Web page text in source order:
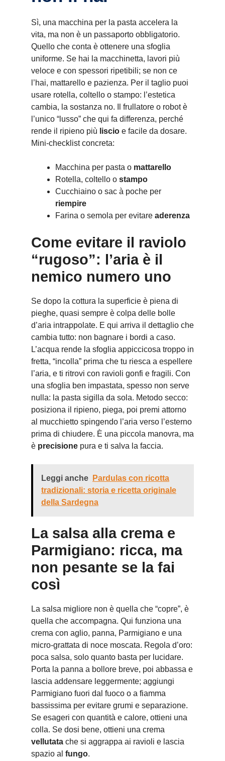
Sì, una macchina per la pasta accelera la
vita, ma non è un passaporto obbligatorio.
Quello che conta è ottenere una sfoglia
uniforme. Se hai la macchinetta, lavori più
veloce e con spessori ripetibili; se non ce
l’hai, mattarello e pazienza. Per il taglio puoi
usare rotella, coltello o stampo: l’estetica
cambia, la sostanza no. Il frullatore o robot è
l’unico “lusso” che qui fa differenza, perché
rende il ripieno più liscio e facile da dosare.
Mini-checklist concreta:
Macchina per pasta o mattarello
Rotella, coltello o stampo
Cucchiaino o sac à poche per
riempire
Farina o semola per evitare aderenza
Come evitare il raviolo
“rugoso”: l’aria è il
nemico numero uno
Se dopo la cottura la superficie è piena di
pieghe, quasi sempre è colpa delle bolle
d’aria intrappolate. E qui arriva il dettaglio che
cambia tutto: non bagnare i bordi a caso.
L’acqua rende la sfoglia appiccicosa troppo in
fretta, “incolla” prima che tu riesca a espellere
l’aria, e ti ritrovi con ravioli gonfi e fragili. Con
una sfoglia ben impastata, spesso non serve
nulla: la pasta sigilla da sola. Metodo secco:
posiziona il ripieno, piega, poi premi attorno
al mucchietto spingendo l’aria verso l’esterno
prima di chiudere. È una piccola manovra, ma
è precisione pura e ti salva la faccia.
Leggi anche
Pardulas con ricotta
tradizionali: storia e ricetta originale
della Sardegna
La salsa alla crema e
Parmigiano: ricca, ma
non pesante se la fai
così
La salsa migliore non è quella che “copre”, è
quella che accompagna. Qui funziona una
crema con aglio, panna, Parmigiano e una
micro-grattata di noce moscata. Regola d’oro:
poca salsa, solo quanto basta per lucidare.
Porta la panna a bollore breve, poi abbassa e
lascia addensare leggermente; aggiungi
Parmigiano fuori dal fuoco o a fiamma
bassissima per evitare grumi e separazione.
Se esageri con quantità e calore, ottieni una
colla. Se dosi bene, ottieni una crema
vellutata che si aggrappa ai ravioli e lascia
spazio al fungo.